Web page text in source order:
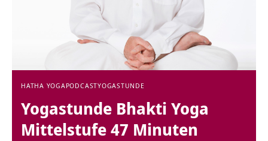
HATHA YOGAPODCASTYOGASTUNDE
Yogastunde Bhakti Yoga
Mittelstufe 47 Minuten